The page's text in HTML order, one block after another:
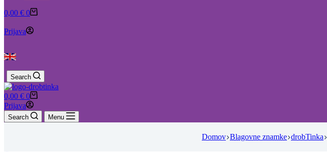
Shopping
0,00 € 0
Prijava
Search
Shopping
cart
0,00 € 0
Prijava
Search Menu
Domov Blagovne znamke drobTinka